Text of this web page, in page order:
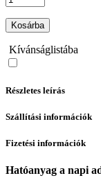
Kosárba
Kívánságlistába
Részletes leírás
Szállítási információk
Fizetési információk
Hatóanyag a napi